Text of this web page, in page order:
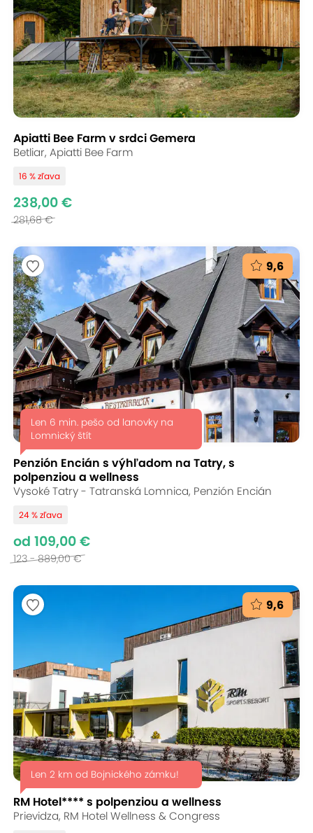
Apiatti Bee Farm v srdci Gemera
Betliar, Apiatti Bee Farm
16 % zľava
238,00 €
281,68 €
9,6
Len 6 min. pešo od lanovky na
Lomnický štít
Penzión Encián s výhľadom na Tatry, s
polpenziou a wellness
Vysoké Tatry - Tatranská Lomnica, Penzión Encián
24 % zľava
od 109,00 €
123 - 889,00 €
9,6
Len 2 km od Bojnického zámku!
RM Hotel**** s polpenziou a wellness
Prievidza, RM Hotel Wellness & Congress